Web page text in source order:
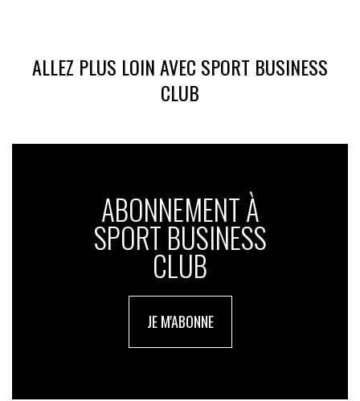
ALLEZ PLUS LOIN AVEC SPORT BUSINESS
CLUB
ABONNEMENT À
SPORT BUSINESS
CLUB
JE M'ABONNE